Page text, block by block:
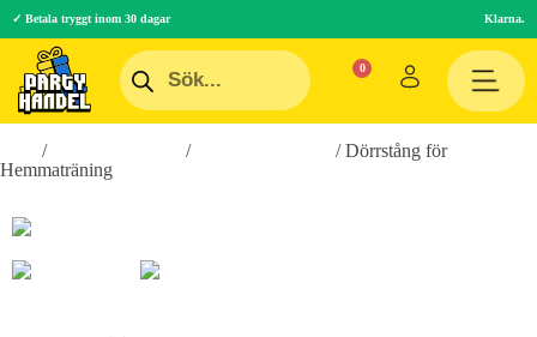
✓ Betala tryggt inom 30 dagar Klarna.
/ /
/ Dörrstång för
Hemmaträning